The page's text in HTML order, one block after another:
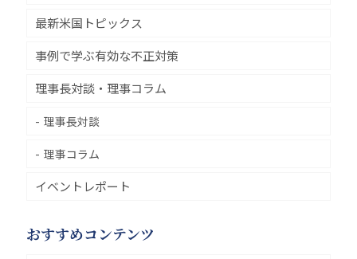
最新米国トピックス
事例で学ぶ有効な不正対策
理事長対談・理事コラム
理事長対談
理事コラム
イベントレポート
おすすめコンテンツ